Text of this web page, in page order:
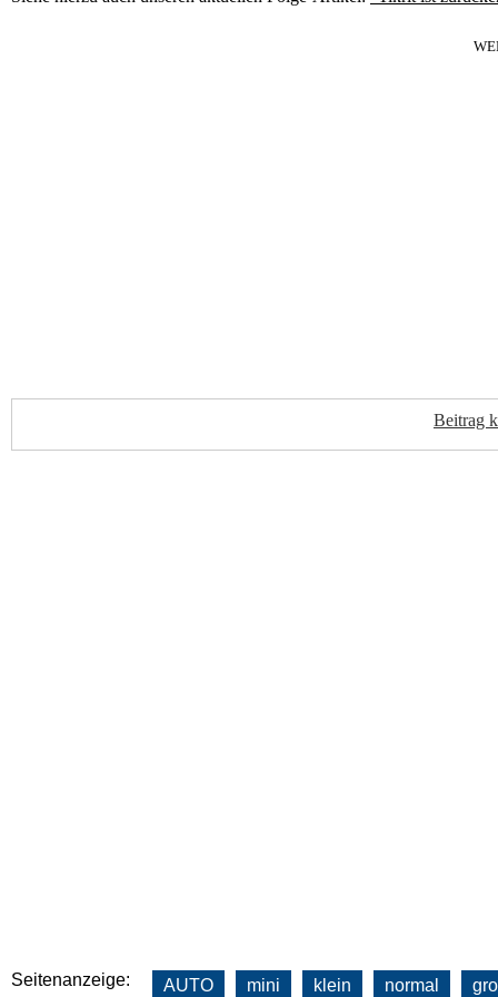
Beitrag
Seitenanzeige: AUTO mini klein normal